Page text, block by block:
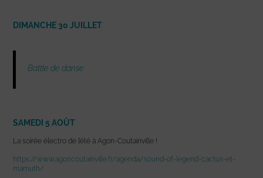
DIMANCHE 30 JUILLET
Battle de danse
SAMEDI 5 AOÛT
La soirée électro de l’été à Agon-Coutainville !
https://www.agoncoutainville.fr/agenda/sound-of-legend-cactus-et-
mamuth/